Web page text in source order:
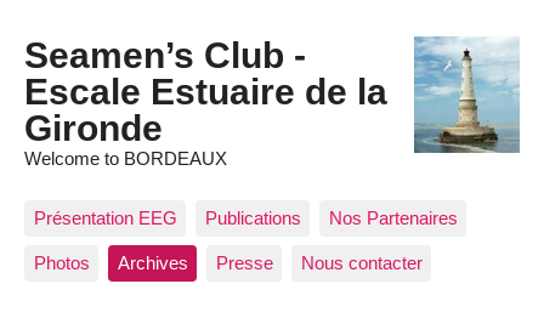
Seamen’s Club -
Escale Estuaire de la
Gironde
Welcome to BORDEAUX
Présentation EEG Publications Nos Partenaires
Photos Archives Presse Nous contacter